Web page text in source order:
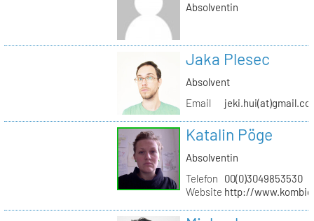
Absolventin
Jaka Plesec
Absolvent
Email
Katalin Pöge
Absolventin
Telefon
00(0)3049853530
Website http://